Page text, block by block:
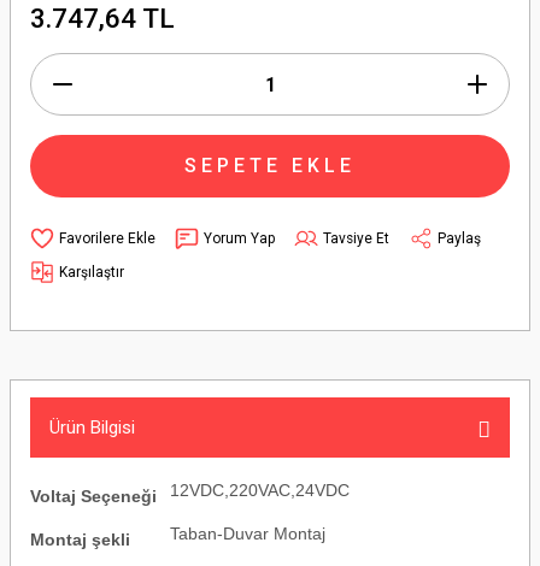
3.747,64 TL
SEPETE EKLE
Yorum Yap Tavsiye Et
Paylaş
Karşılaştır
Ürün Bilgisi
Voltaj Seçeneği 12VDC,220VAC,24VDC
Montaj şekli Taban-Duvar Montaj